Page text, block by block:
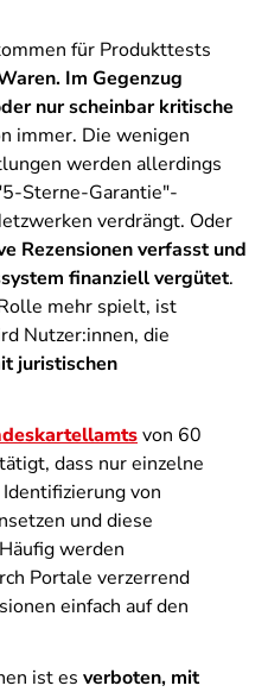
für Produkttests
Im Gegenzug
nur scheinbar kritische
immer. Die wenigen
werden allerdings
Sterne-Garantie"-
verdrängt. Oder
Rezensionen verfasst und
finanziell vergütet.
mehr spielt, ist
Nutzer:innen, die
juristischen
von 60
dass nur einzelne
von
und diese
werden
Portale verzerrend
einfach auf den
ist es verboten, mit